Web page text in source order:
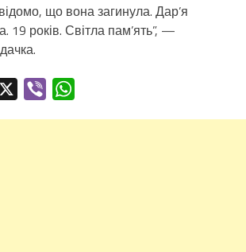
що вона загинула. Дар’я
19 років. Світла пам’ять”, —
Viber